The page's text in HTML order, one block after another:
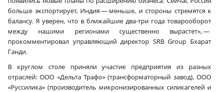
больше экспортирует, Индия — меньше, и стороны стремятся к
балансу. Я уверен, что в ближайшие два-три года товарооборот
между нашими регионами существенно вырастет», —
прокомментировал управляющий директор SRB Group Бхарат
Ганди.
В круглом столе приняли участие предприятия из разных
отраслей: ООО «Дельта Трафо» (трансформаторный завод), ООО
«Руссилика» (производитель микронизированных силикагелей и